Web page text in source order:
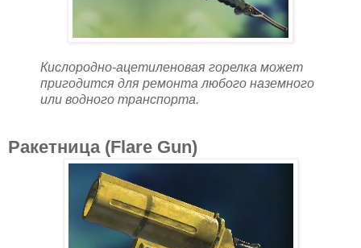
Кислородно-ацетиленовая горелка может
пригодится для ремонта любого наземного
или водного транспорта.
Ракетница (Flare Gun)